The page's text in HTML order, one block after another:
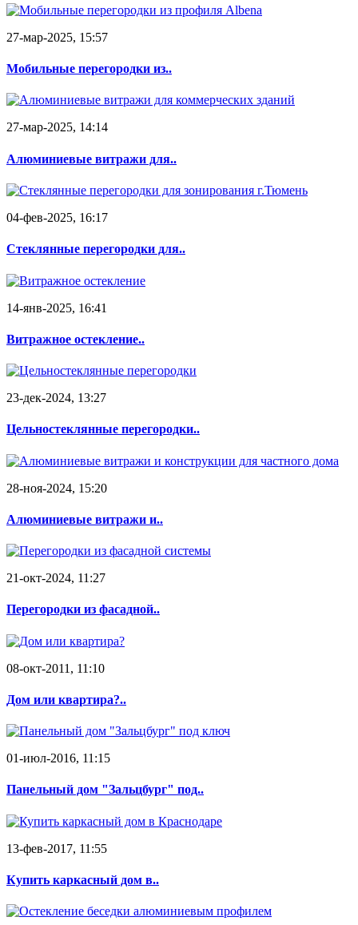
27-мар-2025, 15:57
Мобильные перегородки из..
27-мар-2025, 14:14
Алюминиевые витражи для..
04-фев-2025, 16:17
Стеклянные перегородки для..
14-янв-2025, 16:41
Витражное остекление..
23-дек-2024, 13:27
Цельностеклянные перегородки..
28-ноя-2024, 15:20
Алюминиевые витражи и..
21-окт-2024, 11:27
Перегородки из фасадной..
08-окт-2011, 11:10
Дом или квартира?..
01-июл-2016, 11:15
Панельный дом "Зальцбург" под..
13-фев-2017, 11:55
Купить каркасный дом в..